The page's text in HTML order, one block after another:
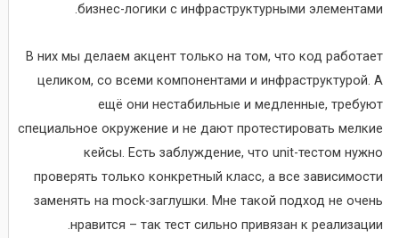
бизнес-логики с инфраструктурными элементами.
В них мы делаем акцент только на том, что код работает
целиком, со всеми компонентами и инфраструктурой. А
ещё они нестабильные и медленные, требуют
специальное окружение и не дают протестировать мелкие
кейсы. Есть заблуждение, что unit-тестом нужно
проверять только конкретный класс, а все зависимости
заменять на mock-заглушки. Мне такой подход не очень
нравится – так тест сильно привязан к реализации.